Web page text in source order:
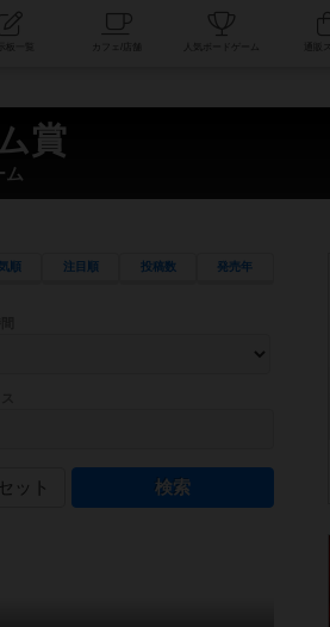
ィ 人気
賞
ム
順 注目順 投稿数 発売年
る所要時間を指定することができます。マニュアル
感的にゲームシステムを理解できるよう、中世フ
を構成するコアシステムです。主にボードゲームに
ット